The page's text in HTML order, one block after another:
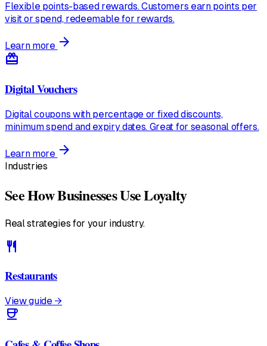
Flexible points-based rewards. Customers earn points per
visit or spend, redeemable for rewards.
Learn more arrow_forward
redeem
Digital Vouchers
Digital coupons with percentage or fixed discounts,
minimum spend and expiry dates. Great for seasonal offers.
Learn more arrow_forward
Industries
See How Businesses Use Loyalty
Real strategies for your industry.
restaurant
Restaurants
View guide →
coffee